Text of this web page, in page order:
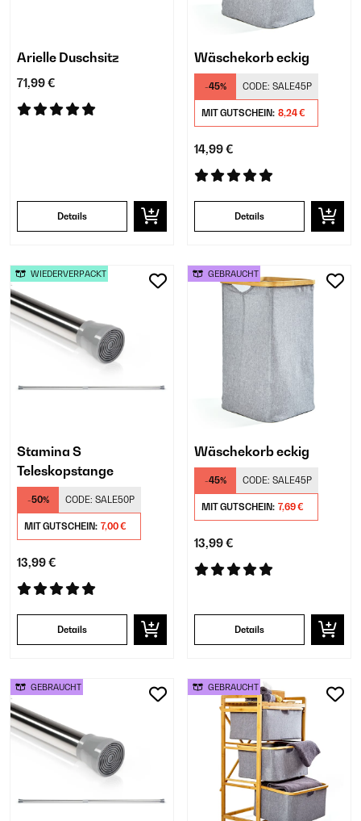
Arielle Duschsitz
71,99 €
Details
Wäschekorb eckig
-45% CODE: SALE45P
MIT GUTSCHEIN: 8,24 €
14,99 €
Details
Stamina S
Teleskopstange
-50% CODE: SALE50P
MIT GUTSCHEIN: 7,00 €
13,99 €
Details
WIEDERVERPACKT
Wäschekorb eckig
-45% CODE: SALE45P
MIT GUTSCHEIN: 7,69 €
13,99 €
Details
GEBRAUCHT
GEBRAUCHT GEBRAUCHT